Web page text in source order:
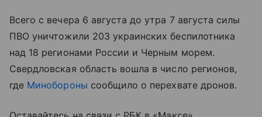
Всего с вечера 6 августа до утра 7 августа силы
ПВО уничтожили 203 украинских беспилотника
над 18 регионами России и Черным морем.
Свердловская область вошла в число регионов,
где Минобороны сообщило о перехвате дронов.